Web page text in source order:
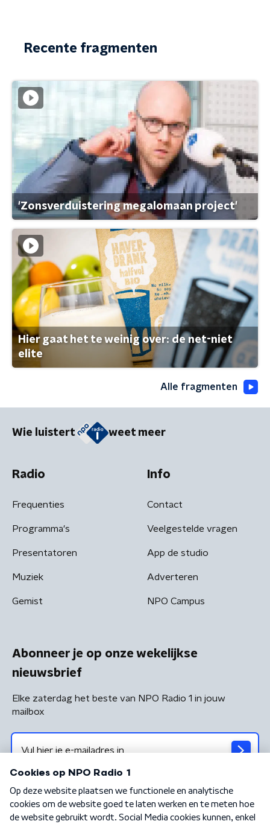
Recente fragmenten
'Zonsverduistering megalomaan project'
Hier gaat het te weinig over: de net-niet
elite
Alle fragmenten
Wie luistert weet meer
Radio
Frequenties
Programma's
Presentatoren
Muziek
Gemist
Info
Contact
Veelgestelde vragen
App de studio
Adverteren
NPO Campus
Abonneer je op onze wekelijkse
nieuwsbrief
Elke zaterdag het beste van NPO Radio 1 in jouw
mailbox